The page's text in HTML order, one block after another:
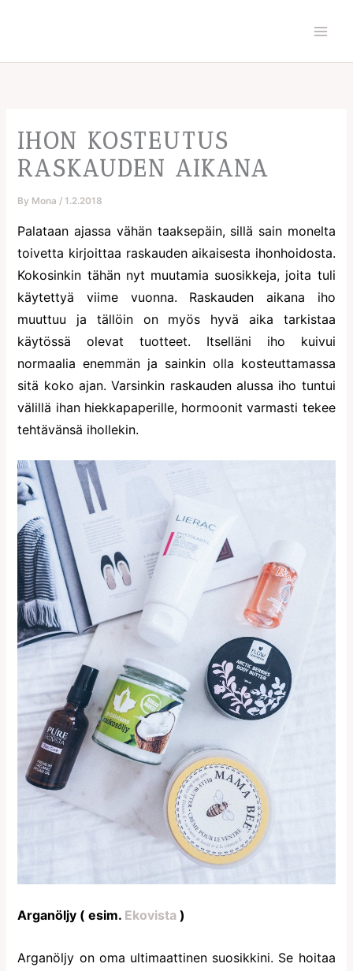
IHON KOSTEUTUS
RASKAUDEN AIKANA
By Mona /1.2.2018
Palataan ajassa vähän taaksepäin, sillä sain monelta
toivetta kirjoittaa raskauden aikaisesta ihonhoidosta.
Kokosinkin tähän nyt muutamia suosikkeja, joita tuli
käytettyä viime vuonna. Raskauden aikana iho
muuttuu ja tällöin on myös hyvä aika tarkistaa
käytössä olevat tuotteet. Itselläni iho kuivui
normaalia enemmän ja sainkin olla kosteuttamassa
sitä koko ajan. Varsinkin raskauden alussa iho tuntui
välillä ihan hiekkapaperille, hormoonit varmasti tekee
tehtävänsä ihollekin.
Arganöljy ( esim. Ekovista )
Arganöljy on oma ultimaattinen suosikkini. Se hoitaa